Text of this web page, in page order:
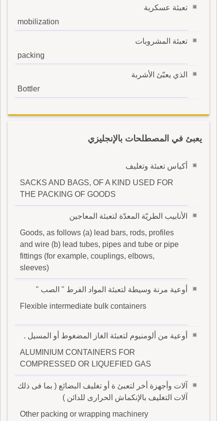
تعبئة عسكرية
mobilization
تعبئة المشروبات
packing
الذي يعبّئ الأشربة
Bottler
يعبئ في المصطلحات بالإنجليزي
أكياس تعبئة وتغليف
SACKS AND BAGS, OF A KIND USED FOR
THE PACKING OF GOODS
الأنابيب الطريّة المعدّة لتعبئة المعاجين
Goods, as follows (a) lead bars, rods, profiles
and wire (b) lead tubes, pipes and tube or pipe
fittings (for example, couplings, elbows,
sleeves)
أوعية مرنة وسيطة لتعبئة المواد الفرط " الصب "
Flexible intermediate bulk containers
أوعية من ألومنيوم لتعبئة الغاز المضغوط أو المسيل .
ALUMINIUM CONTAINERS FOR
COMPRESSED OR LIQUEFIED GAS
آلات وأجهزة أخر لتعبئ ة أو تغليف البضائع ( بما فى ذلك
آلات التغليف بالإنكماش الحرارى للدائن )
Other packing or wrapping machinery